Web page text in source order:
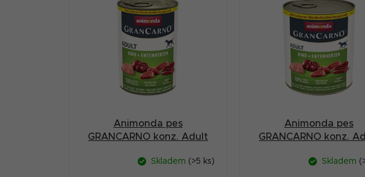
Animonda pes
GRANCARNO konz. Adult
Skladem (>5 ks)
Animonda pes
GRANCARNO konz.
Skladem